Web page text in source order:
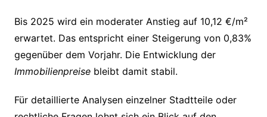
Bis 2025 wird ein moderater Anstieg auf 10,12 €/m²
erwartet. Das entspricht einer Steigerung von 0,83%
gegenüber dem Vorjahr. Die Entwicklung der
Immobilienpreisebleibt damit stabil.
Für detaillierte Analysen einzelner Stadtteile oder